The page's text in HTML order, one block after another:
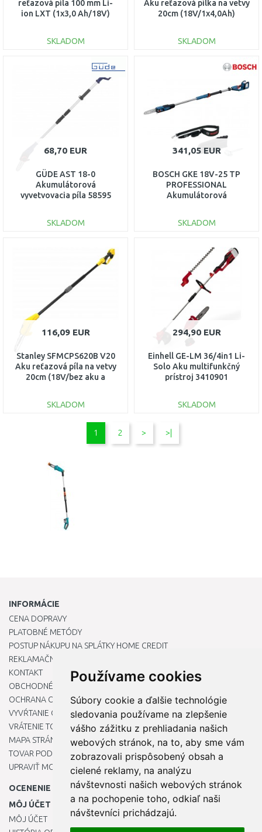
Používame cookies
Súbory cookie a ďalšie technológie
sledovania používame na zlepšenie
vášho zážitku z prehliadania našich
webových stránok, na to, aby sme vám
zobrazovali prispôsobený obsah a
cielené reklamy, na analýzu
návštevnosti našich webových stránok
a na pochopenie toho, odkiaľ naši
návštevníci prichádzajú.
reťazová píla 100 mm Li-
ion LXT (1x3,0 Ah/18V)
SKLADOM
DO KOŠÍKA
Aku reťazová pílka na vetvy
20cm (18V/1x4,0Ah)
SKLADOM
DO KOŠÍKA
68,70 EUR
GÜDE AST 18-0
Akumulátorová
vyvetvovacia píla 58595
SKLADOM
341,05 EUR
BOSCH GKE 18V-25 TP
PROFESSIONAL
Akumulátorová
SKLADOM
DO KOŠÍKA
Porovnať
116,09 EUR
Stanley SFMCPS620B V20
Aku reťazová píla na vetvy
20cm (18V/bez aku a
SKLADOM
DO KOŠÍKA
294,90 EUR
Einhell GE-LM 36/4in1 Li-
Solo Aku multifunkčný
prístroj 3410901
SKLADOM
1 2 > >|
INFORMÁCIE
CENA DOPRAVY
PLATOBNÉ METÓDY
POSTUP NÁKUPU NA SPLÁTKY HOME CREDIT
REKLAMAČNÝ PORIADOK
KONTAKT
OBCHODNÉ PODMIENKY
OCHRANA OSOBNÝCH ÚDAJOV
VYVŔTANIE OTVORU DO DREZU PRE KUCHYNSKÚ BATÉRIU
VRÁTENIE TOVARU / REKLAMÁCIE
MAPA STRÁNOK
TOVAR PODĽA ZNAČIEK
UPRAVIŤ MOJE PREDVOĽBY COOKIES
OCENENIE
MÔJ ÚČET
MÔJ ÚČET